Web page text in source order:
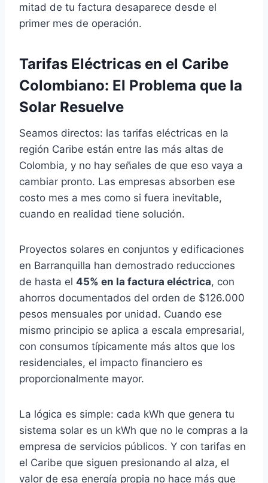
mitad de tu factura desaparece desde el
primer mes de operación.
Tarifas Eléctricas en el Caribe
Colombiano: El Problema que la
Solar Resuelve
Seamos directos: las tarifas eléctricas en la
región Caribe están entre las más altas de
Colombia, y no hay señales de que eso vaya a
cambiar pronto. Las empresas absorben ese
costo mes a mes como si fuera inevitable,
cuando en realidad tiene solución.
Proyectos solares en conjuntos y edificaciones
en Barranquilla han demostrado reducciones
de hasta el 45% en la factura eléctrica, con
ahorros documentados del orden de $126.000
pesos mensuales por unidad. Cuando ese
mismo principio se aplica a escala empresarial,
con consumos típicamente más altos que los
residenciales, el impacto financiero es
proporcionalmente mayor.
La lógica es simple: cada kWh que genera tu
sistema solar es un kWh que no le compras a la
empresa de servicios públicos. Y con tarifas en
el Caribe que siguen presionando al alza, el
valor de esa energía propia no hace más que